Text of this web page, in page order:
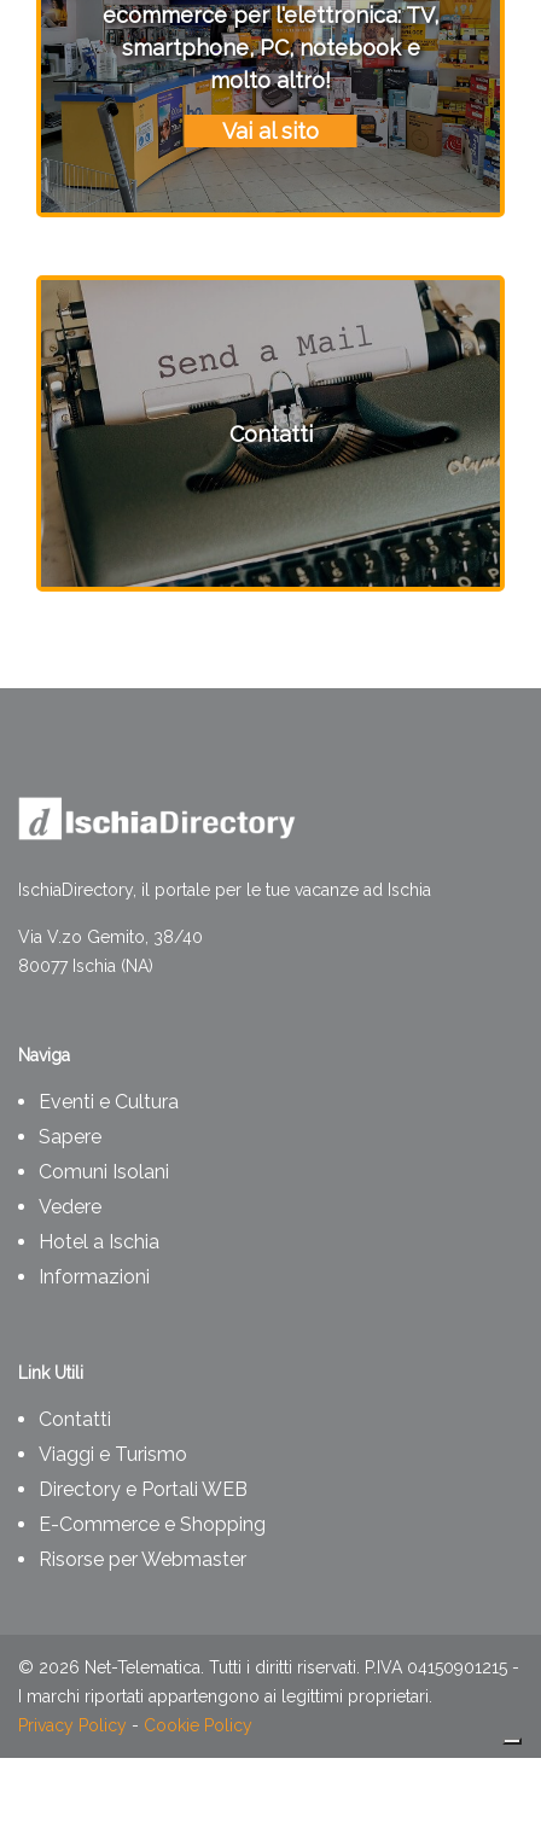
ecommerce per l'elettronica: TV,
smartphone, PC, notebook e
molto altro!
Vai al sito
Contatti
IschiaDirectory, il portale per le tue vacanze ad Ischia
Via V.zo Gemito, 38/40
80077 Ischia (NA)
Naviga
Eventi e Cultura
Sapere
Comuni Isolani
Vedere
Hotel a Ischia
Informazioni
Link Utili
Contatti
Viaggi e Turismo
Directory e Portali WEB
E-Commerce e Shopping
Risorse per Webmaster
© 2026 Net-Telematica. Tutti i diritti riservati. P.IVA 04150901215 -
I marchi riportati appartengono ai legittimi proprietari.
Privacy Policy - Cookie Policy